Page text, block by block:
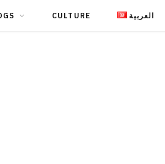
CULTURE العربية